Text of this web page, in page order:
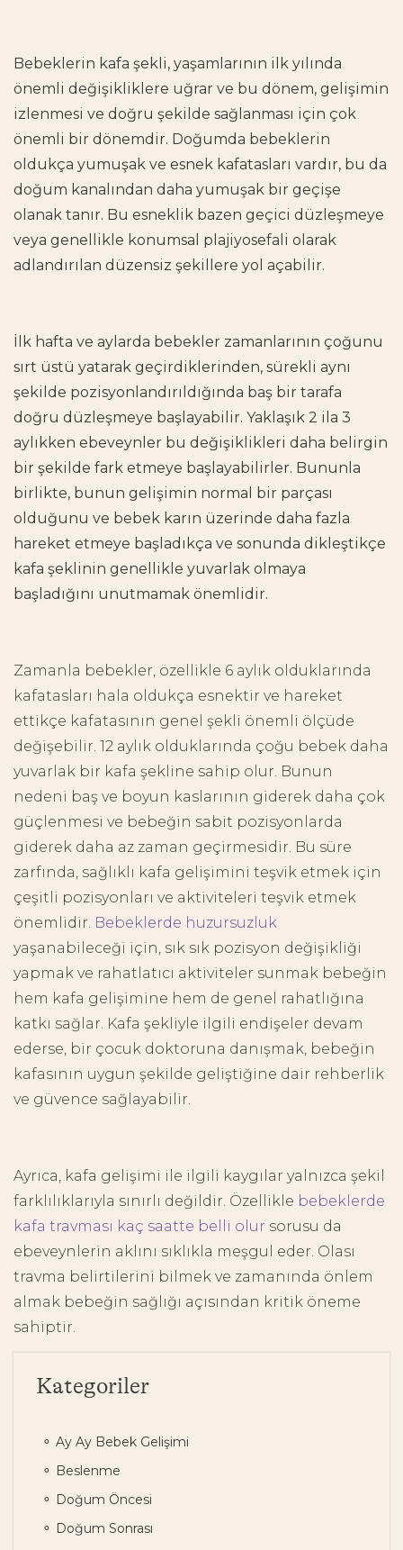
Bebeklerin kafa şekli, yaşamlarının ilk yılında
önemli değişikliklere uğrar ve bu dönem, gelişimin
izlenmesi ve doğru şekilde sağlanması için çok
önemli bir dönemdir. Doğumda bebeklerin
oldukça yumuşak ve esnek kafatasları vardır, bu da
doğum kanalından daha yumuşak bir geçişe
olanak tanır. Bu esneklik bazen geçici düzleşmeye
veya genellikle konumsal plajiyosefali olarak
adlandırılan düzensiz şekillere yol açabilir.
İlk hafta ve aylarda bebekler zamanlarının çoğunu
sırt üstü yatarak geçirdiklerinden, sürekli aynı
şekilde pozisyonlandırıldığında baş bir tarafa
doğru düzleşmeye başlayabilir. Yaklaşık 2 ila 3
aylıkken ebeveynler bu değişiklikleri daha belirgin
bir şekilde fark etmeye başlayabilirler. Bununla
birlikte, bunun gelişimin normal bir parçası
olduğunu ve bebek karın üzerinde daha fazla
hareket etmeye başladıkça ve sonunda dikleştikçe
kafa şeklinin genellikle yuvarlak olmaya
başladığını unutmamak önemlidir.
Zamanla bebekler, özellikle 6 aylık olduklarında
kafatasları hala oldukça esnektir ve hareket
ettikçe kafatasının genel şekli önemli ölçüde
değişebilir. 12 aylık olduklarında çoğu bebek daha
yuvarlak bir kafa şekline sahip olur. Bunun
nedeni baş ve boyun kaslarının giderek daha çok
güçlenmesi ve bebeğin sabit pozisyonlarda
giderek daha az zaman geçirmesidir. Bu süre
zarfında, sağlıklı kafa gelişimini teşvik etmek için
çeşitli pozisyonları ve aktiviteleri teşvik etmek
önemlidir. Bebeklerde huzursuzluk
yaşanabileceği için, sık sık pozisyon değişikliği
yapmak ve rahatlatıcı aktiviteler sunmak bebeğin
hem kafa gelişimine hem de genel rahatlığına
katkı sağlar. Kafa şekliyle ilgili endişeler devam
ederse, bir çocuk doktoruna danışmak, bebeğin
kafasının uygun şekilde geliştiğine dair rehberlik
ve güvence sağlayabilir.
Ayrıca, kafa gelişimi ile ilgili kaygılar yalnızca şekil
farklılıklarıyla sınırlı değildir. Özellikle bebeklerde
kafa travması kaç saatte belli olur sorusu da
ebeveynlerin aklını sıklıkla meşgul eder. Olası
travma belirtilerini bilmek ve zamanında önlem
almak bebeğin sağlığı açısından kritik öneme
sahiptir.
Kategoriler
Ay Ay Bebek Gelişimi
Beslenme
Doğum Öncesi
Doğum Sonrası